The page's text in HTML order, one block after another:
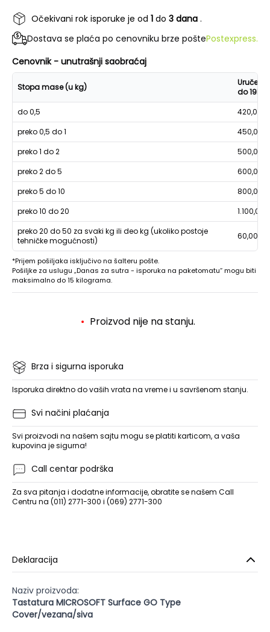
Očekivani rok isporuke je od 1 do 3 dana .
Dostava se plaća po cenovniku brze poštePostexpress.
Cenovnik - unutrašnji saobraćaj
Stopa mase (u kg)
Uručenje
do 19h
do 0,5
420,00
preko 0,5 do 1
450,00
preko 1 do 2
500,00
preko 2 do 5
600,00
preko 5 do 10
800,00
preko 10 do 20
1.100,00
preko 20 do 50 za svaki kg ili deo kg (ukoliko postoje
tehničke mogućnosti)
60,00
*Prijem pošiljaka isključivo na šalteru pošte.
Pošiljke za uslugu „Danas za sutra - isporuka na paketomatu“ mogu biti
maksimalno do 15 kilograma.
Proizvod nije na stanju.
Brza i sigurna isporuka
Isporuka direktno do vaših vrata na vreme i u savršenom stanju.
Svi načini plaćanja
Svi proizvodi na našem sajtu mogu se platiti karticom, a vaša
kupovina je sigurna!
Call centar podrška
Za sva pitanja i dodatne informacije, obratite se našem Call
Centru na (011) 2771-300 i (069) 2771-300
Deklaracija
Naziv proizvoda:
Tastatura MICROSOFT Surface GO Type
Cover/vezana/siva